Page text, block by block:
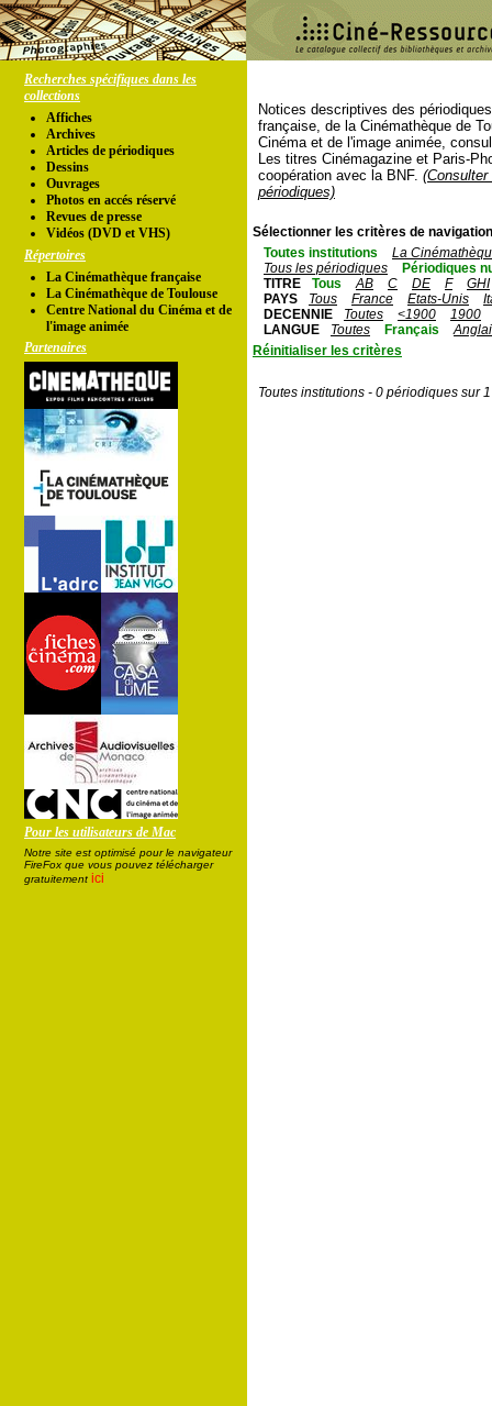
Recherches spécifiques dans les
collections
Affiches
Archives
Articles de périodiques
Dessins
Ouvrages
Photos en accés réservé
Revues de presse
Vidéos (DVD et VHS)
Répertoires
La Cinémathèque française
La Cinémathèque de Toulouse
Centre National du Cinéma et de
l'image animée
Partenaires
Pour les utilisateurs de Mac
Notre site est optimisé pour le navigateur
FireFox que vous pouvez télécharger
gratuitement ici
Notices descriptives des
française, de la Cinémathèque de
Cinéma et de l'image animée,
Les titres Cinémagazine et Paris-
coopération avec la BNF.
périodiques)
Sélectionner les critères de
Toutes institutions
La
Tous les périodiques
Périodiques
TITRE
Tous AB C DE F
GHI
PAYS
Tous France Etats-Unis
DECENNIE
Toutes <1900
1900
LANGUE
Toutes Français
Réinitialiser les critères
Toutes institutions - 0 périodiques sur